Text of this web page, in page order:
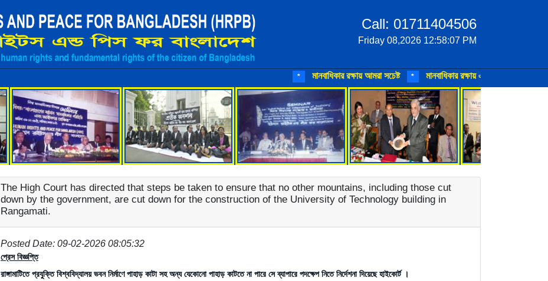
Call: 01711404506
Friday 08,2026 12:58:07 PM
মানবাধিকার রক্ষায় আমরা সচেষ্ট * মানবাধিকার রক্ষায় এগিয়ে আসুন
The High Court has directed that steps be taken to ensure that no other mountains, including those cut
down by the government, are cut down for the construction of the University of Technology building in
Rangamati.
Posted Date: 09-02-2026 08:05:32
প্রেস বিজ্ঞপ্তি
রাঙ্গামাটিতে প্রযুক্তি বিশ্ববিদ্যালয় ভবন নির্মাণে পাহাড় কাটা সহ অন্য যেকোনো পাহাড় কাটতে না পারে সে ব্যাপারে পদক্ষেপ নিতে নির্দেশনা দিয়েছে হাইকোর্ট ।